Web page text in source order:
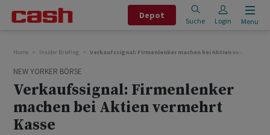
Depot
Suche Login Menu
Home Insider Briefing Verkaufssignal: Firmenlenker machen bei Aktien vermehrt
NEW YORKER BÖRSE
Verkaufssignal: Firmenlenker
machen bei Aktien vermehrt
Kasse